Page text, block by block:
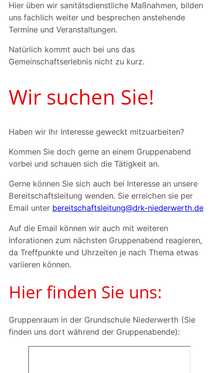
Hier üben wir sanitätsdienstliche Maßnahmen, bilden
uns fachlich weiter und besprechen anstehende
Termine und Veranstaltungen.
Natürlich kommt auch bei uns das
Gemeinschaftserlebnis nicht zu kurz.
Wir suchen Sie!
Haben wir Ihr Interesse geweckt mitzuarbeiten?
Kommen Sie doch gerne an einem Gruppenabend
vorbei und schauen sich die Tätigkeit an.
Gerne können Sie sich auch bei Interesse an unsere
Bereitschaftsleitung wenden. Sie erreichen sie per
Email unter bereitschaftsleitung@drk-niederwerth.de
Auf die Email können wir auch mit weiteren
Inforationen zum nächsten Gruppenabend reagieren,
da Treffpunkte und Uhrzeiten je nach Thema etwas
variieren können.
Hier finden Sie uns:
Gruppenraum in der Grundschule Niederwerth (Sie
finden uns dort während der Gruppenabende):